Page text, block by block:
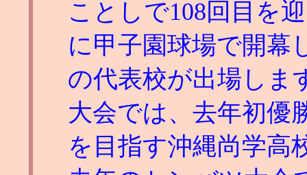
ことしで108回目を
に甲子園球場で開幕
の代表校が出場しま
大会では、去年初優
を目指す沖縄尚学高